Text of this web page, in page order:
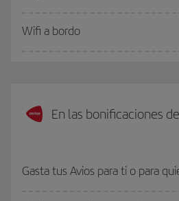
Wifi a bordo
En las bonificaciones
Gasta tus Avios para ti o para